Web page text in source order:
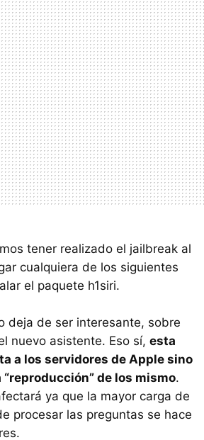
tener realizado el jailbreak al
cualquiera de los siguientes
el paquete h1siri.
deja de ser interesante, sobre
nuevo asistente. Eso sí, esta
a los servidores de Apple sino
“reproducción” de los mismo.
ya que la mayor carga de
procesar las preguntas se hace